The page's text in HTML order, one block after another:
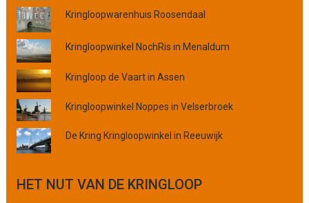
o
v
i
n
c
i
e
o
f
o
a
Kringloopwarenhuis Roosendaal
Kringloopwinkel NochRis in Menaldum
Kringloop de Vaart in Assen
Kringloopwinkel Noppes in Velserbroek
De Kring Kringloopwinkel in Reeuwijk
HET NUT VAN DE KRINGLOOP